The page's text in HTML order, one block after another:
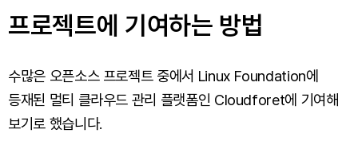
프로젝트에 기여하는 방법
수많은 오픈소스 프로젝트 중에서 Linux Foundation에
등재된 멀티 클라우드 관리 플랫폼인 Cloudforet에 기여해
보기로 했습니다.